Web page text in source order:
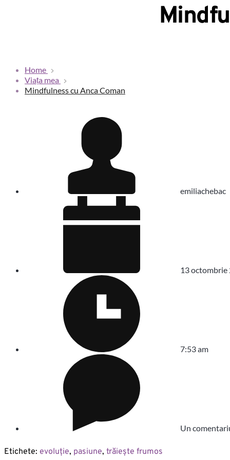
Home
Viața mea
Mindfulness cu Anca Coman
emiliachebac
13 octombrie
7:53 am
Un
Etichete: evoluție, pasiune, trăiește frumos